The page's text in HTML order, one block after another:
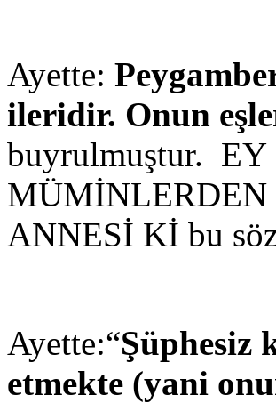
Ayette:
ileridir. Onun
buyrulmuştur.
ANNESİ Kİ bu
Ayette:“Şüphesiz
etmekte (yani